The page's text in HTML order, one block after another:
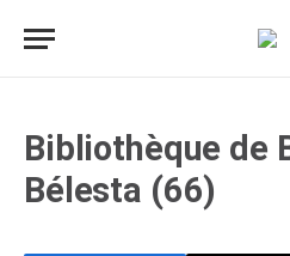
Bibliothèque de
Bélesta (66)